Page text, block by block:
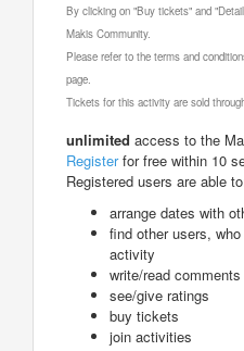
By clicking on "Buy tickets" and
Makis Community.
Please refer to the terms and
page.
Tickets for this activity are sold
unlimited access to the
Registerfor free within 10
Registered users are able
arrange dates with
find other users,
activity
write/read
see/give ratings
buy tickets
join activities